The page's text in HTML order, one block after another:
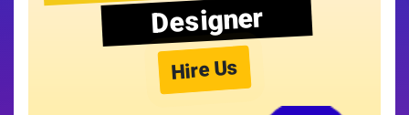
Designer
Hire Us